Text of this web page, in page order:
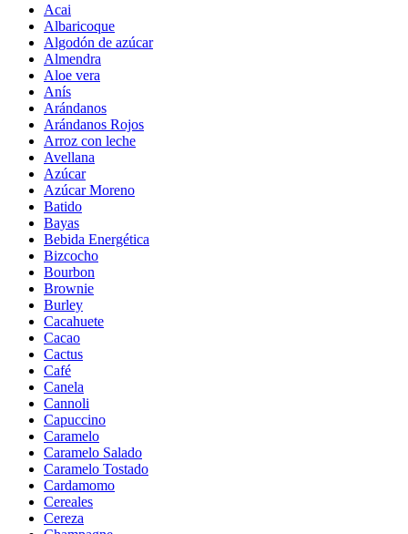
Acai
Albaricoque
Algodón de azúcar
Almendra
Aloe vera
Anís
Arándanos
Arándanos Rojos
Arroz con leche
Avellana
Azúcar
Azúcar Moreno
Batido
Bayas
Bebida Energética
Bizcocho
Bourbon
Brownie
Burley
Cacahuete
Cacao
Cactus
Café
Canela
Cannoli
Capuccino
Caramelo
Caramelo Salado
Caramelo Tostado
Cardamomo
Cereales
Cereza